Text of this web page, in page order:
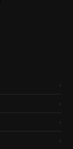
›
›
›
›